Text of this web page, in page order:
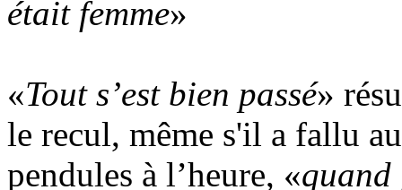
était femme»
«Tout s’est bien passé»
le recul, même s'il a fallu
pendules à l’heure, «quand